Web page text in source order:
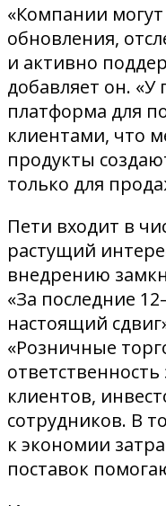
«Компании
обновления,
и активно
добавляет он.
платформа для
клиентами, что
продукты
только для
Пети входит в
растущий
внедрению
«За последние
настоящий
«Розничные
клиентов,
сотрудников. В
к экономии
поставок